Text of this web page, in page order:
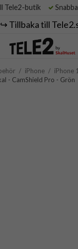
Tele2-butik
↪️ Tillbaka till
/ iPhone / iPhone
- CamShield Pro - Grön